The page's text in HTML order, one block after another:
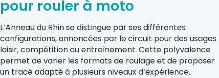
pour rouler à moto
L’Anneau du Rhin se distingue par ses différentes
configurations, annoncées par le circuit pour des usages
loisir, compétition ou entraînement. Cette polyvalence
permet de varier les formats de roulage et de proposer
un tracé adapté à plusieurs niveaux d’expérience.